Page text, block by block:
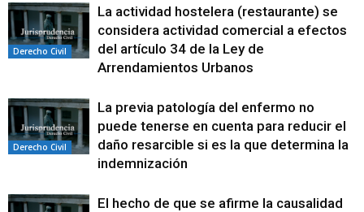
Derecho Civil
La actividad hostelera (restaurante) se
considera actividad comercial a efectos
del artículo 34 de la Ley de
Arrendamientos Urbanos
Derecho Civil
La previa patología del enfermo no
puede tenerse en cuenta para reducir el
daño resarcible si es la que determina la
indemnización
El hecho de que se afirme la causalidad